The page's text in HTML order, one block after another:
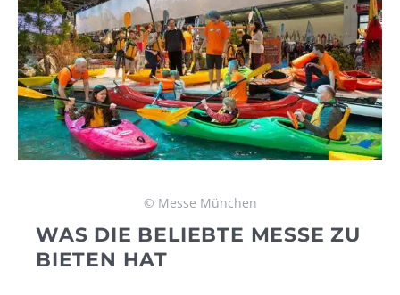
© Messe München
WAS DIE BELIEBTE MESSE ZU
BIETEN HAT